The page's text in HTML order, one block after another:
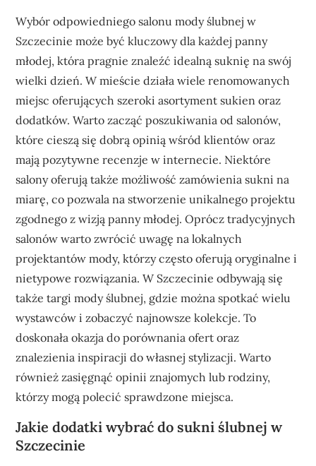
Wybór odpowiedniego salonu mody ślubnej w
Szczecinie może być kluczowy dla każdej panny
młodej, która pragnie znaleźć idealną suknię na swój
wielki dzień. W mieście działa wiele renomowanych
miejsc oferujących szeroki asortyment sukien oraz
dodatków. Warto zacząć poszukiwania od salonów,
które cieszą się dobrą opinią wśród klientów oraz
mają pozytywne recenzje w internecie. Niektóre
salony oferują także możliwość zamówienia sukni na
miarę, co pozwala na stworzenie unikalnego projektu
zgodnego z wizją panny młodej. Oprócz tradycyjnych
salonów warto zwrócić uwagę na lokalnych
projektantów mody, którzy często oferują oryginalne i
nietypowe rozwiązania. W Szczecinie odbywają się
także targi mody ślubnej, gdzie można spotkać wielu
wystawców i zobaczyć najnowsze kolekcje. To
doskonała okazja do porównania ofert oraz
znalezienia inspiracji do własnej stylizacji. Warto
również zasięgnąć opinii znajomych lub rodziny,
którzy mogą polecić sprawdzone miejsca.
Jakie dodatki wybrać do sukni ślubnej w
Szczecinie